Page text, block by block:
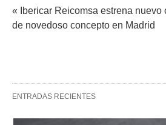
« Ibericar Reicomsa estrena
de novedoso concepto en Madrid
ENTRADAS RECIENTES